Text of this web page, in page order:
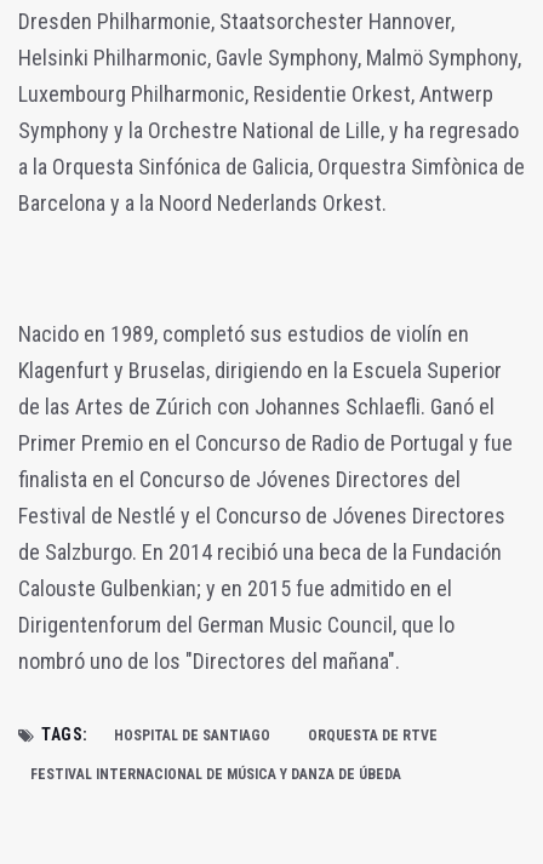
Dresden Philharmonie, Staatsorchester Hannover,
Helsinki Philharmonic, Gavle Symphony, Malmö Symphony,
Luxembourg Philharmonic, Residentie Orkest, Antwerp
Symphony y la Orchestre National de Lille, y ha regresado
a la Orquesta Sinfónica de Galicia, Orquestra Simfònica de
Barcelona y a la Noord Nederlands Orkest.
Nacido en 1989, completó sus estudios de violín en
Klagenfurt y Bruselas, dirigiendo en la Escuela Superior
de las Artes de Zúrich con Johannes Schlaefli. Ganó el
Primer Premio en el Concurso de Radio de Portugal y fue
finalista en el Concurso de Jóvenes Directores del
Festival de Nestlé y el Concurso de Jóvenes Directores
de Salzburgo. En 2014 recibió una beca de la Fundación
Calouste Gulbenkian; y en 2015 fue admitido en el
Dirigentenforum del German Music Council, que lo
nombró uno de los "Directores del mañana".
TAGS: HOSPITAL DE SANTIAGO ORQUESTA DE RTVE
FESTIVAL INTERNACIONAL DE MÚSICA Y DANZA DE ÚBEDA